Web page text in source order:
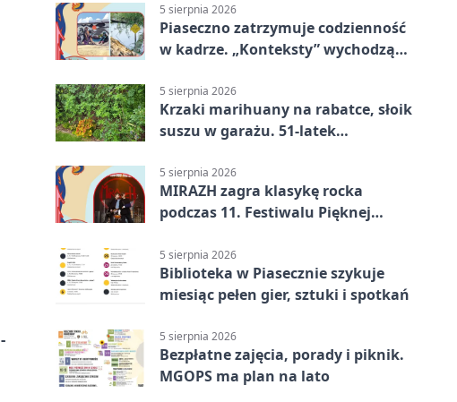
5 sierpnia 2026
Piaseczno zatrzymuje codzienność
w kadrze. „Konteksty” wychodzą
5 sierpnia 2026
Krzaki marihuany na rabatce, słoik
suszu w garażu. 51-latek
5 sierpnia 2026
MIRAZH zagra klasykę rocka
podczas 11. Festiwalu Pięknej
5 sierpnia 2026
Biblioteka w Piasecznie szykuje
miesiąc pełen gier, sztuki i spotkań
5 sierpnia 2026
Bezpłatne zajęcia, porady i piknik.
MGOPS ma plan na lato